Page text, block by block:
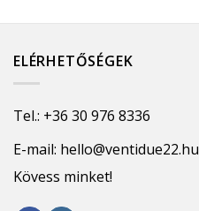
ELÉRHETŐSÉGEK
Tel.: +36 30 976 8336
E-mail: hello@ventidue22.hu
Kövess minket!